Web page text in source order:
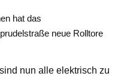
hat das
neue Rolltore
nun alle elektrisch zu